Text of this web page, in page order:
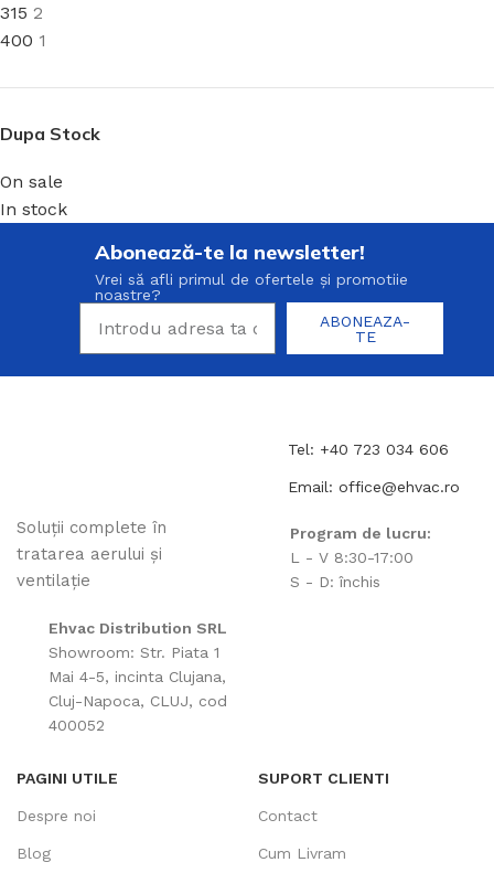
315 2
400 1
Dupa Stock
On sale
In stock
Abonează-te la newsletter!
Vrei să afli primul de ofertele și promotiie
noastre?
ABONEAZA-
TE
Soluții complete în
tratarea aerului și
ventilație
Ehvac Distribution SRL
Showroom: Str. Piata 1
Mai 4-5, incinta Clujana,
Cluj-Napoca, CLUJ, cod
400052
Tel: +40 723 034 606
Email: office@ehvac.ro
Program de lucru:
L - V 8:30-17:00
S - D: închis
PAGINI UTILE
Despre noi
Blog
SUPORT CLIENTI
Contact
Cum Livram